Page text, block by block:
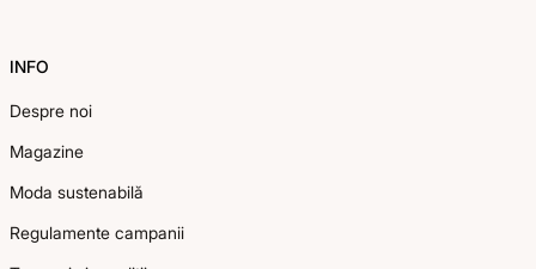
INFO
Despre noi
Magazine
Moda sustenabilă
Regulamente campanii